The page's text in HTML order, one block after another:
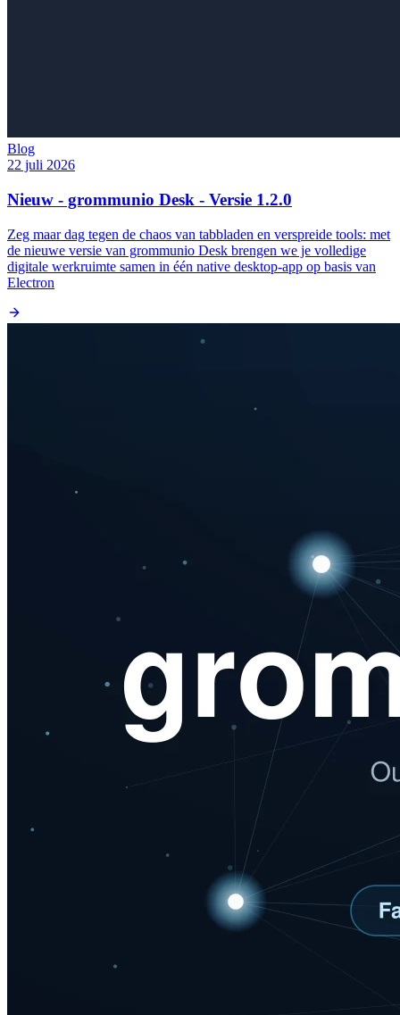
Blog
22 juli 2026
Nieuw - grommunio Desk - Versie 1.2.0
Zeg maar dag tegen de chaos van tabbladen en verspreide tools: met
de nieuwe versie van grommunio Desk brengen we je volledige
digitale werkruimte samen in één native desktop-app op basis van
Electron